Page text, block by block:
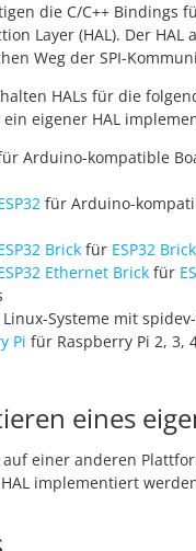
die C/C++ Bindings
Layer (HAL). Der HAL
Weg der SPI-
HALs für die
eigener HAL
Arduino-kompatible
für Arduino-
Brick für ESP32 Brick
Ethernet Brick für
Systeme mit
Pi für Raspberry Pi 2, 3,
eines
auf einer anderen
implementiert